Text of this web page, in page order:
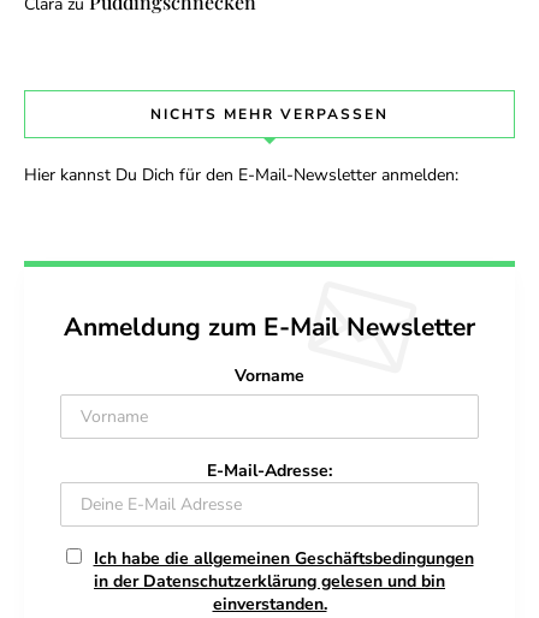
NICHTS MEHR VERPASSEN
Hier kannst Du Dich für den E-Mail-Newsletter anmelden:
Anmeldung zum E-Mail Newsletter
Vorname
E-Mail-Adresse:
Ich habe die allgemeinen Geschäftsbedingungen
in der Datenschutzerklärung gelesen und bin
einverstanden.